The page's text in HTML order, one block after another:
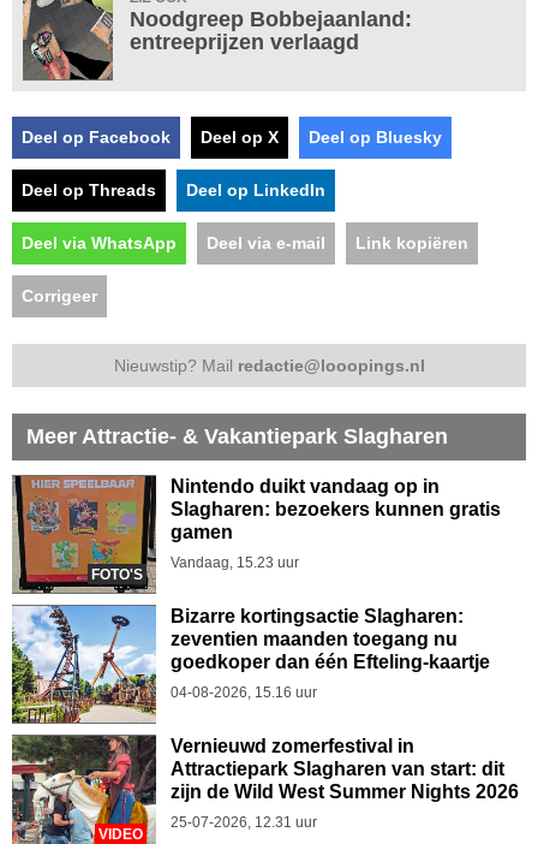
Noodgreep Bobbejaanland:
entreeprijzen verlaagd
Deel op Facebook Deel op X Deel op Bluesky
Deel op Threads Deel op LinkedIn
Deel via WhatsApp Deel via e-mail Link kopiëren
Corrigeer
Nieuwstip? Mail redactie@looopings.nl
Meer Attractie- & Vakantiepark Slagharen
FOTO'S
Nintendo duikt vandaag op in
Slagharen: bezoekers kunnen gratis
gamen
Vandaag, 15.23 uur
Bizarre kortingsactie Slagharen:
zeventien maanden toegang nu
goedkoper dan één Efteling-kaartje
04-08-2026, 15.16 uur
VIDEO
Vernieuwd zomerfestival in
Attractiepark Slagharen van start: dit
zijn de Wild West Summer Nights 2026
25-07-2026, 12.31 uur